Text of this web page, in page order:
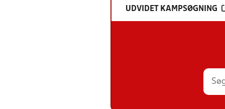
UDVIDET KAMPSØGNING